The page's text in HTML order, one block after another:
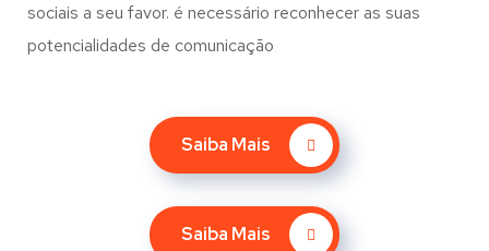
sociais a seu favor. é necessário reconhecer as suas
potencialidades de comunicação
Saiba Mais
Saiba Mais